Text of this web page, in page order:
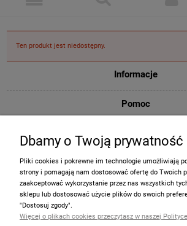
Ten produkt jest niedostępny.
Informacje
Pomoc
Zakupy
Polecamy
Dbamy o Twoją prywatność
Pliki cookies i pokrewne im technologie umożliwiają
strony i pomagają nam dostosować ofertę do Twoich
zaakceptować wykorzystanie przez nas wszystkich
sklepu lub dostosować użycie plików do swoich
"Dostosuj zgody".
Więcej o plikach cookies przeczytasz w naszej